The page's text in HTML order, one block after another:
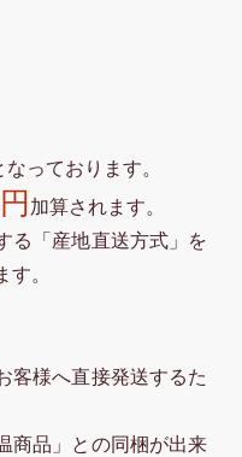
っております。
加算されます。
る「産地直送方式」を
。
客様へ直接発送するた
商品」との同梱が出来